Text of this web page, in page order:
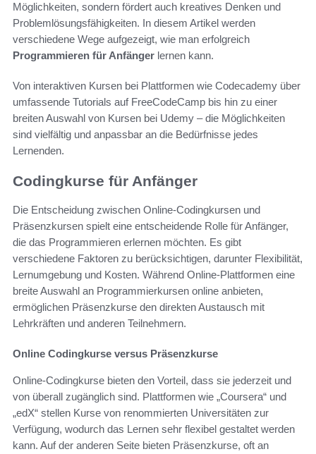
Möglichkeiten, sondern fördert auch kreatives Denken und
Problemlösungsfähigkeiten. In diesem Artikel werden
verschiedene Wege aufgezeigt, wie man erfolgreich
Programmieren für Anfänger lernen kann.
Von interaktiven Kursen bei Plattformen wie Codecademy über
umfassende Tutorials auf FreeCodeCamp bis hin zu einer
breiten Auswahl von Kursen bei Udemy – die Möglichkeiten
sind vielfältig und anpassbar an die Bedürfnisse jedes
Lernenden.
Codingkurse für Anfänger
Die Entscheidung zwischen Online-Codingkursen und
Präsenzkursen spielt eine entscheidende Rolle für Anfänger,
die das Programmieren erlernen möchten. Es gibt
verschiedene Faktoren zu berücksichtigen, darunter Flexibilität,
Lernumgebung und Kosten. Während Online-Plattformen eine
breite Auswahl an Programmierkursen online anbieten,
ermöglichen Präsenzkurse den direkten Austausch mit
Lehrkräften und anderen Teilnehmern.
Online Codingkurse versus Präsenzkurse
Online-Codingkurse bieten den Vorteil, dass sie jederzeit und
von überall zugänglich sind. Plattformen wie „Coursera“ und
„edX“ stellen Kurse von renommierten Universitäten zur
Verfügung, wodurch das Lernen sehr flexibel gestaltet werden
kann. Auf der anderen Seite bieten Präsenzkurse, oft an